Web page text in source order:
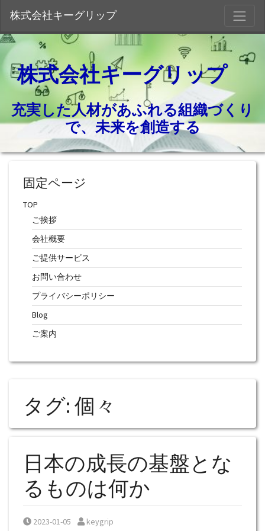
株式会社キーグリップ
株式会社キーグリップ
充実した人材があふれる組織づくり
で、未来を創造する
タグ: 個々
日本の成長の基盤とな
るものは何か
Posted on
2023-01-05 Posted by
keygrip
固定ページ
TOP
ご挨拶
会社概要
ご提供サービス
お問い合わせ
プライバシーポリシー
Blog
ご案内